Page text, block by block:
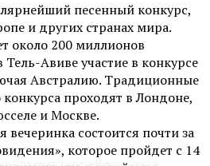
песенный конкурс,
и других странах мира.
около 200 миллионов
Тель-Авиве участие в конкурсе
Австралию. Традиционные
проходят в Лондоне,
и Москве.
вечеринка состоится почти за
которое пройдет с 14